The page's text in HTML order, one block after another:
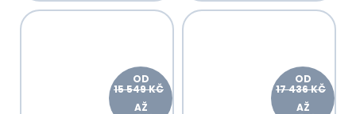
OD
15 549 KČ
AŽ
OD
17 436 KČ
AŽ